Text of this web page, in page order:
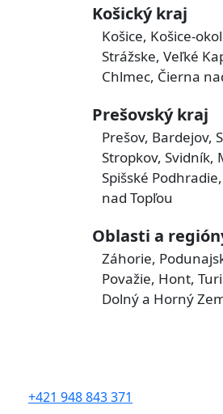
Košický kraj
Košice, Košice-
Strážske, Veľké
Chlmec, Čierna
Prešovský kraj
Prešov, Bardejov,
Stropkov, Svidník,
Spišské
nad Topľou
Oblasti a
Záhorie,
Považie, Hont,
Dolný a Horný
+421 948 843 371